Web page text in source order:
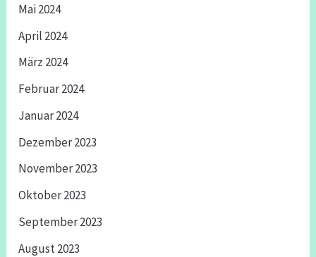
Mai 2024
April 2024
März 2024
Februar 2024
Januar 2024
Dezember 2023
November 2023
Oktober 2023
September 2023
August 2023